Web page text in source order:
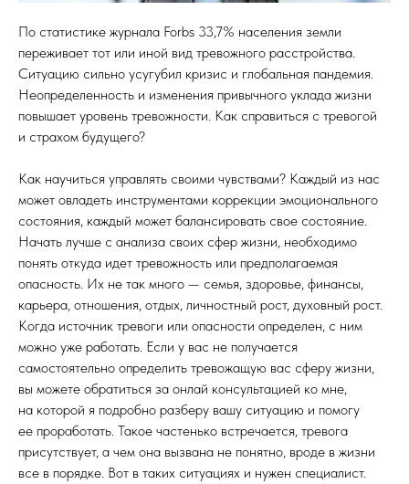
По статистике журнала Forbs 33,7% населения земли
переживает тот или иной вид тревожного расстройства.
Ситуацию сильно усугубил кризис и глобальная пандемия.
Неопределенность и изменения привычного уклада жизни
повышает уровень тревожности. Как справиться с тревогой
и страхом будущего?
Как научиться управлять своими чувствами? Каждый из нас
может овладеть инструментами коррекции эмоционального
состояния, каждый может балансировать свое состояние.
Начать лучше с анализа своих сфер жизни, необходимо
понять откуда идет тревожность или предполагаемая
опасность. Их не так много — семья, здоровье, финансы,
карьера, отношения, отдых, личностный рост, духовный рост.
Когда источник тревоги или опасности определен, с ним
можно уже работать. Если у вас не получается
самостоятельно определить тревожащую вас сферу жизни,
вы можете обратиться за онлай консультацией ко мне,
на которой я подробно разберу вашу ситуацию и помогу
ее проработать. Такое частенько встречается, тревога
присутствует, а чем она вызвана не понятно, вроде в жизни
все в порядке. Вот в таких ситуациях и нужен специалист.